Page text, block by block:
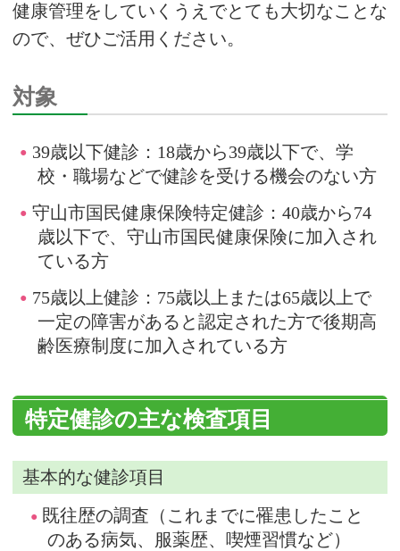
健康管理をしていくうえでとても大切なことな
ので、ぜひご活用ください。
対象
39歳以下健診：18歳から39歳以下で、学
校・職場などで健診を受ける機会のない方
守山市国民健康保険特定健診：40歳から74
歳以下で、守山市国民健康保険に加入され
ている方
75歳以上健診：75歳以上または65歳以上で
一定の障害があると認定された方で後期高
齢医療制度に加入されている方
特定健診の主な検査項目
基本的な健診項目
既往歴の調査（これまでに罹患したこと
のある病気、服薬歴、喫煙習慣など）